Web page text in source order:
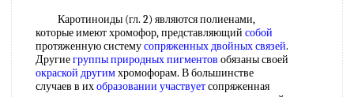
Каротиноиды (гл. 2) являются полиенами,
которые имеют хромофор, представляющий собой
протяженную системусопряженных двойных связей.
Другиегруппы природных пигментов обязаны своей
окраской другимхромофорам. В большинстве
случаев в ихобразовании участвуетсопряженная